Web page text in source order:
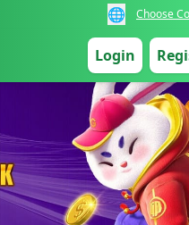
🌐 Choose
Login